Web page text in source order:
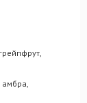
амбра,